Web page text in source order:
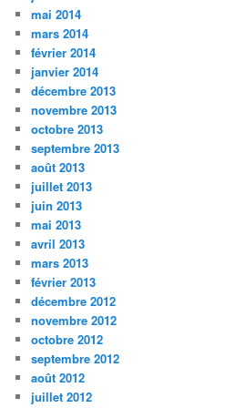
mai 2014
mars 2014
février 2014
janvier 2014
décembre 2013
novembre 2013
octobre 2013
septembre 2013
août 2013
juillet 2013
juin 2013
mai 2013
avril 2013
mars 2013
février 2013
décembre 2012
novembre 2012
octobre 2012
septembre 2012
août 2012
juillet 2012